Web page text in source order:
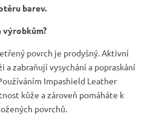
barev.
povrch je prodyšný. Aktivní
a zabraňují vysychání a popraskání
Impashield Leather
kůže a zároveň pomáháte k
povrchů.